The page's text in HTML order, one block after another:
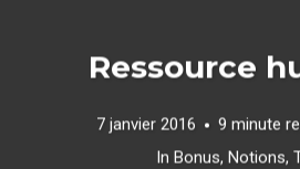
Ressource
7 janvier 2016 9 minute
In Bonus, Notions,